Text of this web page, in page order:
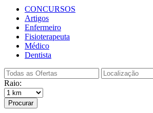
CONCURSOS
Artigos
Enfermeiro
Fisioterapeuta
Médico
Dentista
Raio:
Procurar